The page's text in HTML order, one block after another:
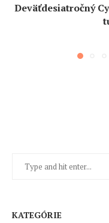
Deväťdesiatročný
KATEGÓRIE